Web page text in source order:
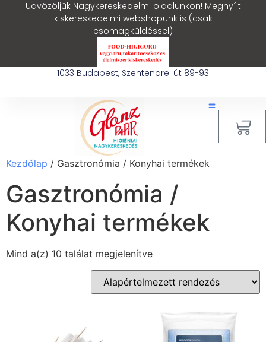
Üdvözöljük Nagykereskedelmi oldalunkon! Megnyílt
kiskereskedelmi webshopunk is (csak
csomagküldéssel)
1033 Budapest, Szentendrei út 89-93
Kezdőlap / Gasztronómia / Konyhai termékek
Gasztronómia /
Konyhai termékek
Mind a(z) 10 találat megjelenítve